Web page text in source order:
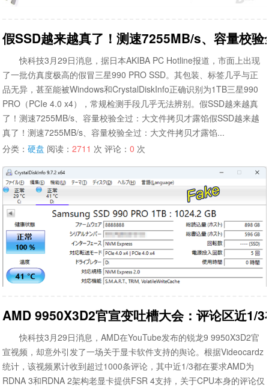
假SSD越来越真了！测速7255MB/s、容量校
快科技3月29日消息，据日本AKIBA PC Hotline报道，市面上出现
了一批仿真度极高的假冒三星990 PRO SSD。其包装、标签几乎与正
品无异，甚至能被Windows和CrystalDiskInfo正确识别为1TB三星990
PRO（PCIe 4.0 x4），常规检测手段几乎无法辨别。假SSD越来越真
了！测速7255MB/s、容量校验全过：大文件拷贝才露馅假SSD越来越
真了！测速7255MB/s、容量校验全过：大文件拷贝才露馅...
分类：硬盘 阅读：2711 次 评论：0 次
AMD 9950X3D2官宣变吐槽大会：评论区近1/
快科技3月29日消息，AMD在YouTube发布的锐龙9 9950X3D2官
宣视频，却意外引发了一场关于显卡软件支持的舆论。根据Videocardz
统计，该视频累计收到超过1000条评论，其中近1/3都在要求AMD为
RDNA 3和RDNA 2架构老显卡提供FSR 4支持，关于CPU本身的评论仅